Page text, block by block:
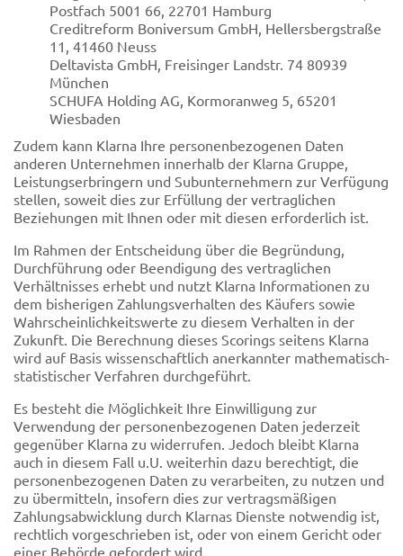
Postfach 5001 66, 22701 Hamburg
Creditreform Boniversum GmbH, Hellersbergstraße
11, 41460 Neuss
Deltavista GmbH, Freisinger Landstr. 74 80939
München
SCHUFA Holding AG, Kormoranweg 5, 65201
Wiesbaden
Zudem kann Klarna Ihre personenbezogenen Daten
anderen Unternehmen innerhalb der Klarna Gruppe,
Leistungserbringern und Subunternehmern zur Verfügung
stellen, soweit dies zur Erfüllung der vertraglichen
Beziehungen mit Ihnen oder mit diesen erforderlich ist.
Im Rahmen der Entscheidung über die Begründung,
Durchführung oder Beendigung des vertraglichen
Verhältnisses erhebt und nutzt Klarna Informationen zu
dem bisherigen Zahlungsverhalten des Käufers sowie
Wahrscheinlichkeitswerte zu diesem Verhalten in der
Zukunft. Die Berechnung dieses Scorings seitens Klarna
wird auf Basis wissenschaftlich anerkannter mathematisch-
statistischer Verfahren durchgeführt.
Es besteht die Möglichkeit Ihre Einwilligung zur
Verwendung der personenbezogenen Daten jederzeit
gegenüber Klarna zu widerrufen. Jedoch bleibt Klarna
auch in diesem Fall u.U. weiterhin dazu berechtigt, die
personenbezogenen Daten zu verarbeiten, zu nutzen und
zu übermitteln, insofern dies zur vertragsmäßigen
Zahlungsabwicklung durch Klarnas Dienste notwendig ist,
rechtlich vorgeschrieben ist, oder von einem Gericht oder
einer Behörde gefordert wird.